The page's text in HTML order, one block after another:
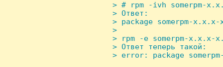
> # rpm -ivh somerpm-
> Ответ:
> package somerpm-
>
> rpm -e somerpm-x.x.x-
> Ответ теперь такой:
> error: package